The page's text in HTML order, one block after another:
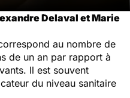
Delaval et Marie
au nombre de
de un an par rapport à
Il est souvent
du niveau sanitaire